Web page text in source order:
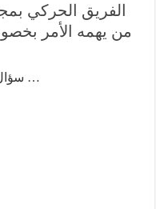
الفريق الحركي
من يهمه الأمر
سؤال كتابي للفريق الحركي بمجلس …